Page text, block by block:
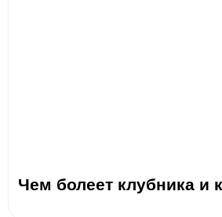
Чем болеет клубника и